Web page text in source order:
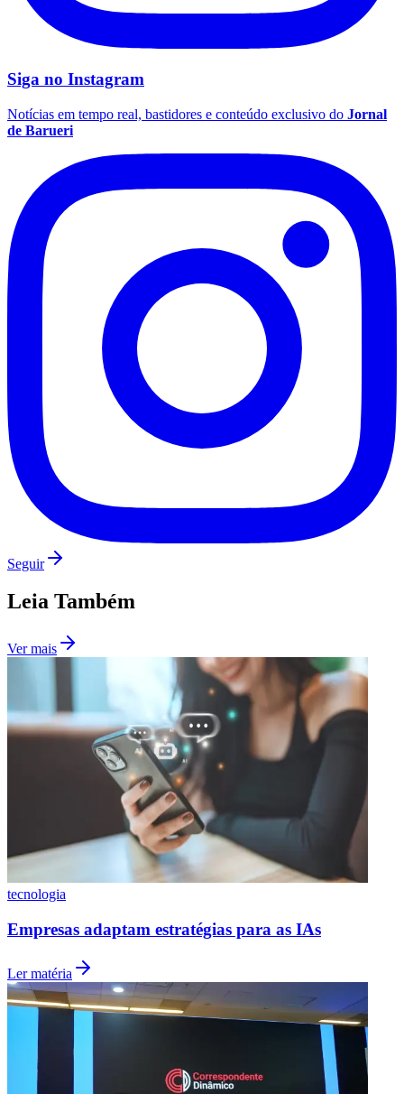
Fluminense
Siga no Instagram
Notícias em tempo real, bastidores e conteúdo exclusivo do Jornal
de Barueri
Seguir
Leia Também
Ver mais
tecnologia
Empresas adaptam estratégias para as IAs
Ler matéria